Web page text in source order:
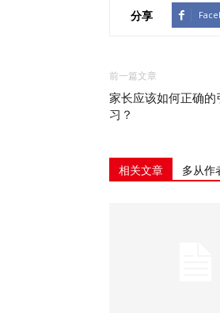
分享
前一篇文章
家长应该如何正确
习？
相关文章 多从作